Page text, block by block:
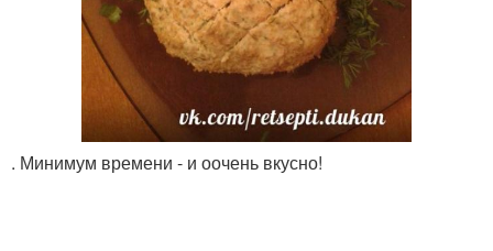
. Минимум времени - и оочень вкусно!